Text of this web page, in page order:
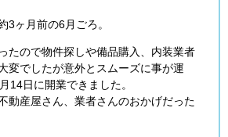
3ヶ月前の6月ごろ。
たので物件探しや備品購入、内装業者
変でしたが意外とスムーズに事が運
14日に開業できました。
動産屋さん、業者さんのおかげだった